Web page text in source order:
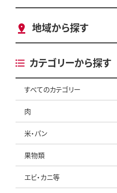
地域から探す
カテゴリーから探す
すべてのカテゴリー
肉
米・パン
果物類
エビ・カニ等